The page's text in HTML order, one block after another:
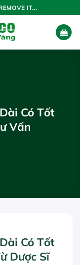
IT...
Có Tốt
Vấn
Có Tốt
Dược Sĩ